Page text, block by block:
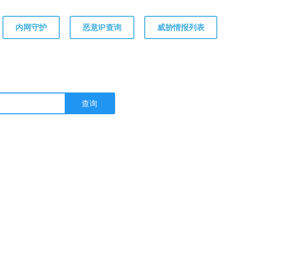
内网守护 恶意IP查询 威胁情报列表